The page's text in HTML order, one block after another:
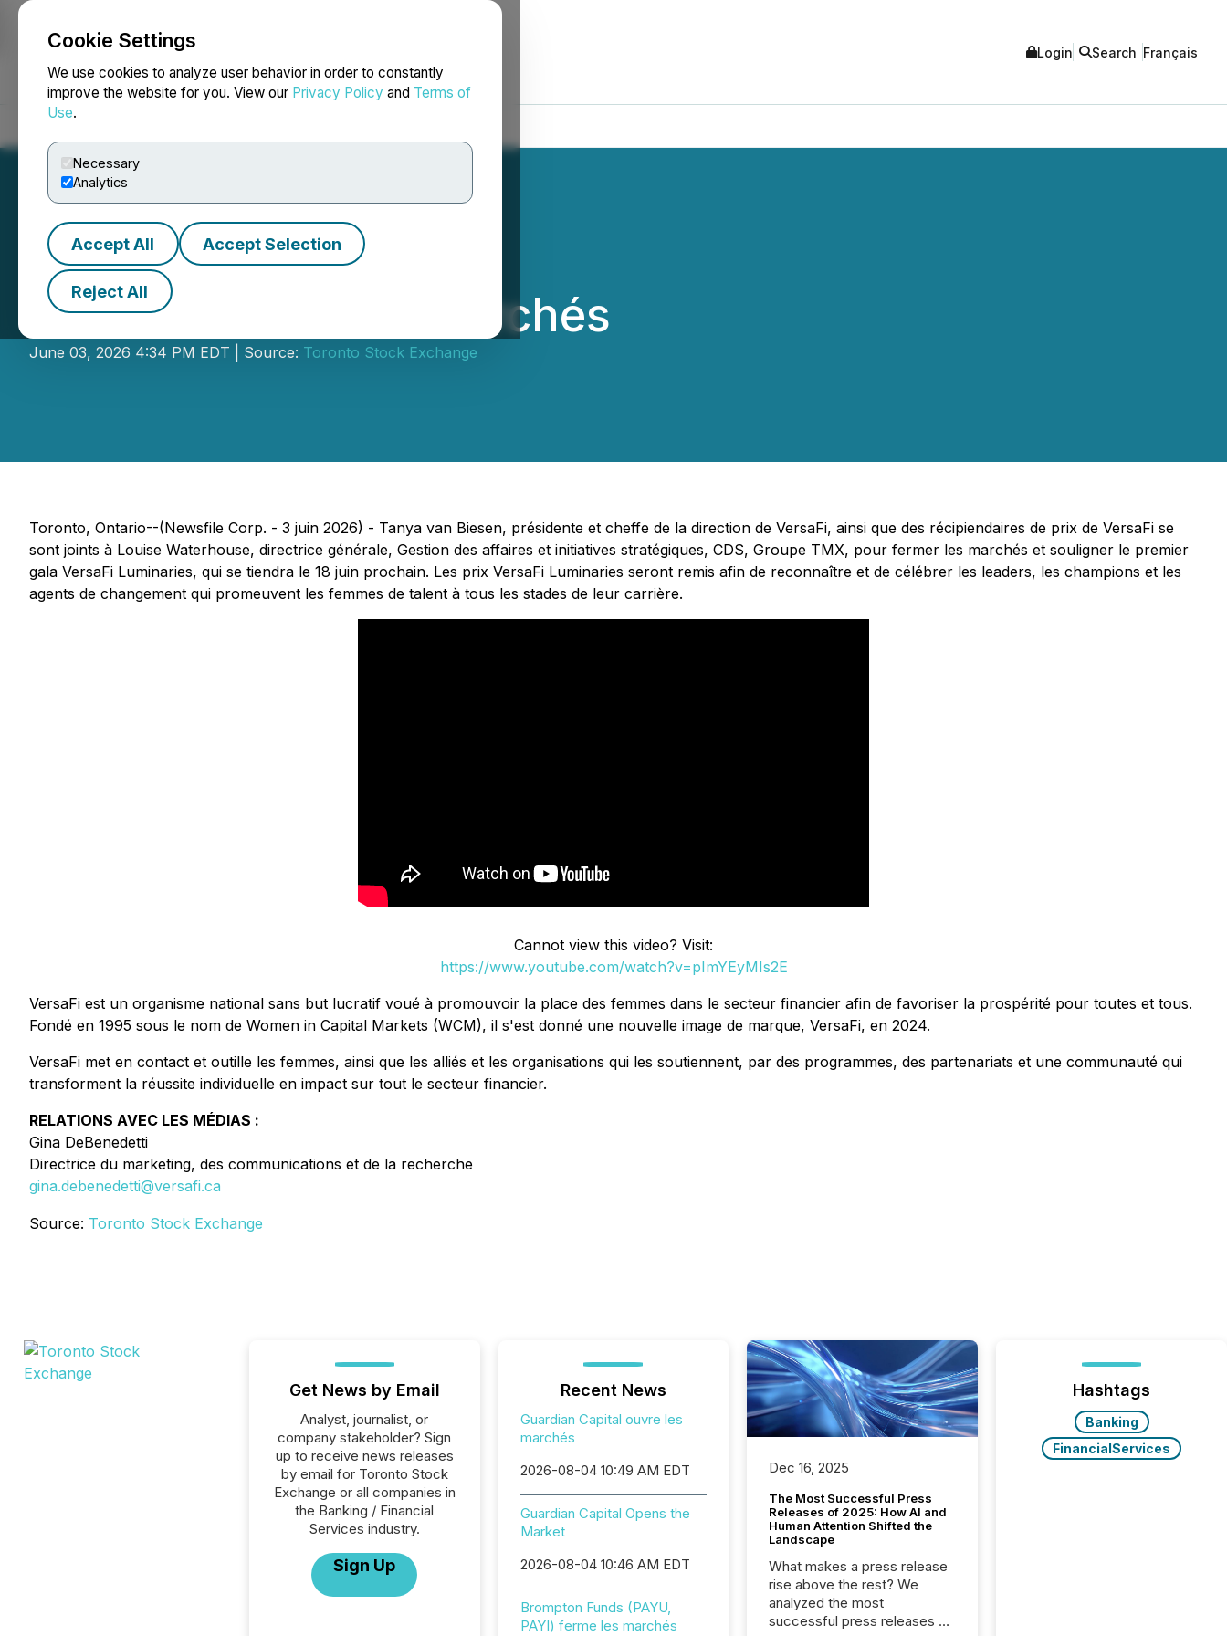
Cookie Settings
We use cookies to analyze user behavior in order to constantly
improve the website for you. View our Privacy Policy and Terms of
Use.
Necessary
Analytics
Accept All Accept Selection
Reject All
NEWSFILE Login Search Français
VersaFi ferme les marchés
June 03, 2026 4:34 PM EDT | Source: Toronto Stock Exchange
Toronto, Ontario--(Newsfile Corp. - 3 juin 2026) - Tanya van Biesen, présidente et cheffe de la direction de VersaFi, ainsi que des récipiendaires de prix de VersaFi se
sont joints à Louise Waterhouse, directrice générale, Gestion des affaires et initiatives stratégiques, CDS, Groupe TMX, pour fermer les marchés et souligner le premier
gala VersaFi Luminaries, qui se tiendra le 18 juin prochain. Les prix VersaFi Luminaries seront remis afin de reconnaître et de célébrer les leaders, les champions et les
agents de changement qui promeuvent les femmes de talent à tous les stades de leur carrière.
Cannot view this video? Visit:
https://www.youtube.com/watch?v=pImYEyMIs2E
VersaFi est un organisme national sans but lucratif voué à promouvoir la place des femmes dans le secteur financier afin de favoriser la prospérité pour toutes et tous.
Fondé en 1995 sous le nom de Women in Capital Markets (WCM), il s'est donné une nouvelle image de marque, VersaFi, en 2024.
VersaFi met en contact et outille les femmes, ainsi que les alliés et les organisations qui les soutiennent, par des programmes, des partenariats et une communauté qui
transforment la réussite individuelle en impact sur tout le secteur financier.
RELATIONS AVEC LES MÉDIAS :
Gina DeBenedetti
Directrice du marketing, des communications et de la recherche
gina.debenedetti@versafi.ca
Source: Toronto Stock Exchange
Get News by Email
Analyst, journalist, or
company stakeholder? Sign
up to receive news releases
by email for Toronto Stock
Exchange or all companies in
the Banking / Financial
Services industry.
Sign Up
Recent News
Guardian Capital ouvre les
marchés
2026-08-04 10:49 AM EDT
Guardian Capital Opens the
Market
2026-08-04 10:46 AM EDT
Brompton Funds (PAYU,
PAYI) ferme les marchés
Dec 16, 2025
The Most Successful Press
Releases of 2025: How AI and
Human Attention Shifted the
Landscape
What makes a press release
rise above the rest? We
analyzed the most
successful press releases of
Hashtags
Banking
FinancialServices